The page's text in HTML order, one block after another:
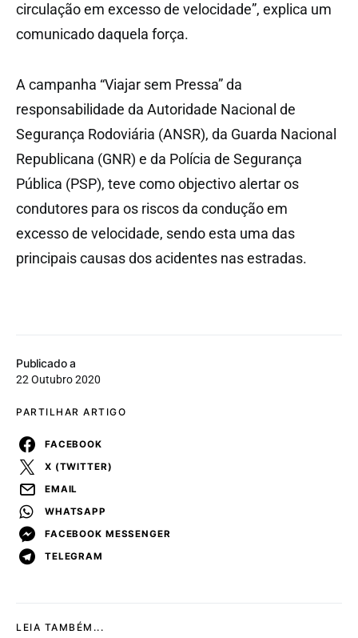
Publicado a
22 Outubro 2020
PARTILHAR ARTIGO
FACEBOOK
X (TWITTER)
EMAIL
WHATSAPP
FACEBOOK MESSENGER
TELEGRAM
circulação em excesso de velocidade”, explica um
comunicado daquela força.
A campanha “Viajar sem Pressa” da
responsabilidade da Autoridade Nacional de
Segurança Rodoviária (ANSR), da Guarda Nacional
Republicana (GNR) e da Polícia de Segurança
Pública (PSP), teve como objectivo alertar os
condutores para os riscos da condução em
excesso de velocidade, sendo esta uma das
principais causas dos acidentes nas estradas.
LEIA TAMBÉM...